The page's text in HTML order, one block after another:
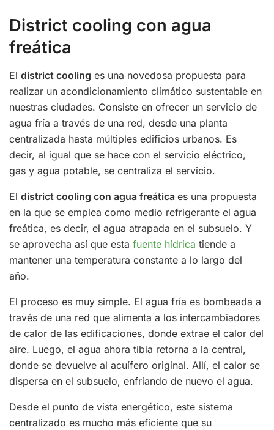
District cooling con agua
freática
El district cooling es una novedosa propuesta para
realizar un acondicionamiento climático sustentable en
nuestras ciudades. Consiste en ofrecer un servicio de
agua fría a través de una red, desde una planta
centralizada hasta múltiples edificios urbanos. Es
decir, al igual que se hace con el servicio eléctrico,
gas y agua potable, se centraliza el servicio.
El district cooling con agua freática es una propuesta
en la que se emplea como medio refrigerante el agua
freática, es decir, el agua atrapada en el subsuelo. Y
se aprovecha así que esta fuente hídrica tiende a
mantener una temperatura constante a lo largo del
año.
El proceso es muy simple. El agua fría es bombeada a
través de una red que alimenta a los intercambiadores
de calor de las edificaciones, donde extrae el calor del
aire. Luego, el agua ahora tibia retorna a la central,
donde se devuelve al acuífero original. Allí, el calor se
dispersa en el subsuelo, enfriando de nuevo el agua.
Desde el punto de vista energético, este sistema
centralizado es mucho más eficiente que su